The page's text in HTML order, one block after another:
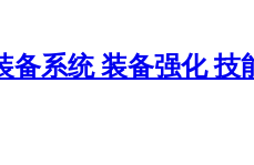
备系统装备强化技